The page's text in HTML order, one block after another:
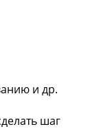
и др.
шаг